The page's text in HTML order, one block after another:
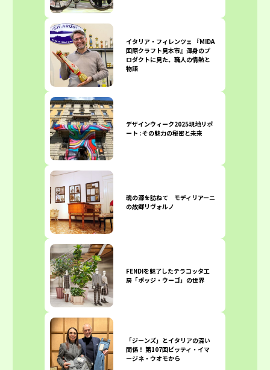
イタリア・フィレンツェ 『MIDA
国際クラフト見本市』渾身のプ
ロダクトに見た、職人の情熱と
物語
デザインウィーク2025現地リポ
ート : その魅力の秘密と未来
魂の源を訪ねて モディリアーニ
の故郷リヴォルノ
FENDIを魅了したテラコッタ工
房「ポッジ・ウーゴ」の世界
「ジーンズ」とイタリアの深い
関係！ 第107回ピッティ・イマ
ージネ・ウオモから